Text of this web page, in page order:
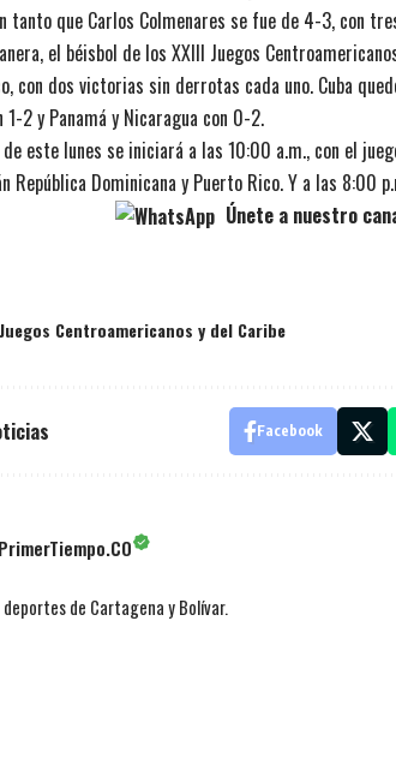
tanto que Carlos Colmenares se fue de 4-3, con
el béisbol de los XXIII Juegos
con dos victorias sin derrotas cada uno. Cuba
1-2 y Panamá y Nicaragua con 0-2.
este lunes se iniciará a las 10:00 a.m., con el
República Dominicana y Puerto Rico. Y a las 8:00
Únete a nuestro
Juegos Centroamericanos y del Caribe
Facebook
de Cartagena y Bolívar.